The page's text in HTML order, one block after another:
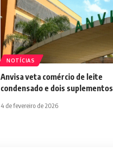
NOTÍCIAS
Anvisa veta comércio de leite
condensado e dois suplementos
4 de fevereiro de 2026